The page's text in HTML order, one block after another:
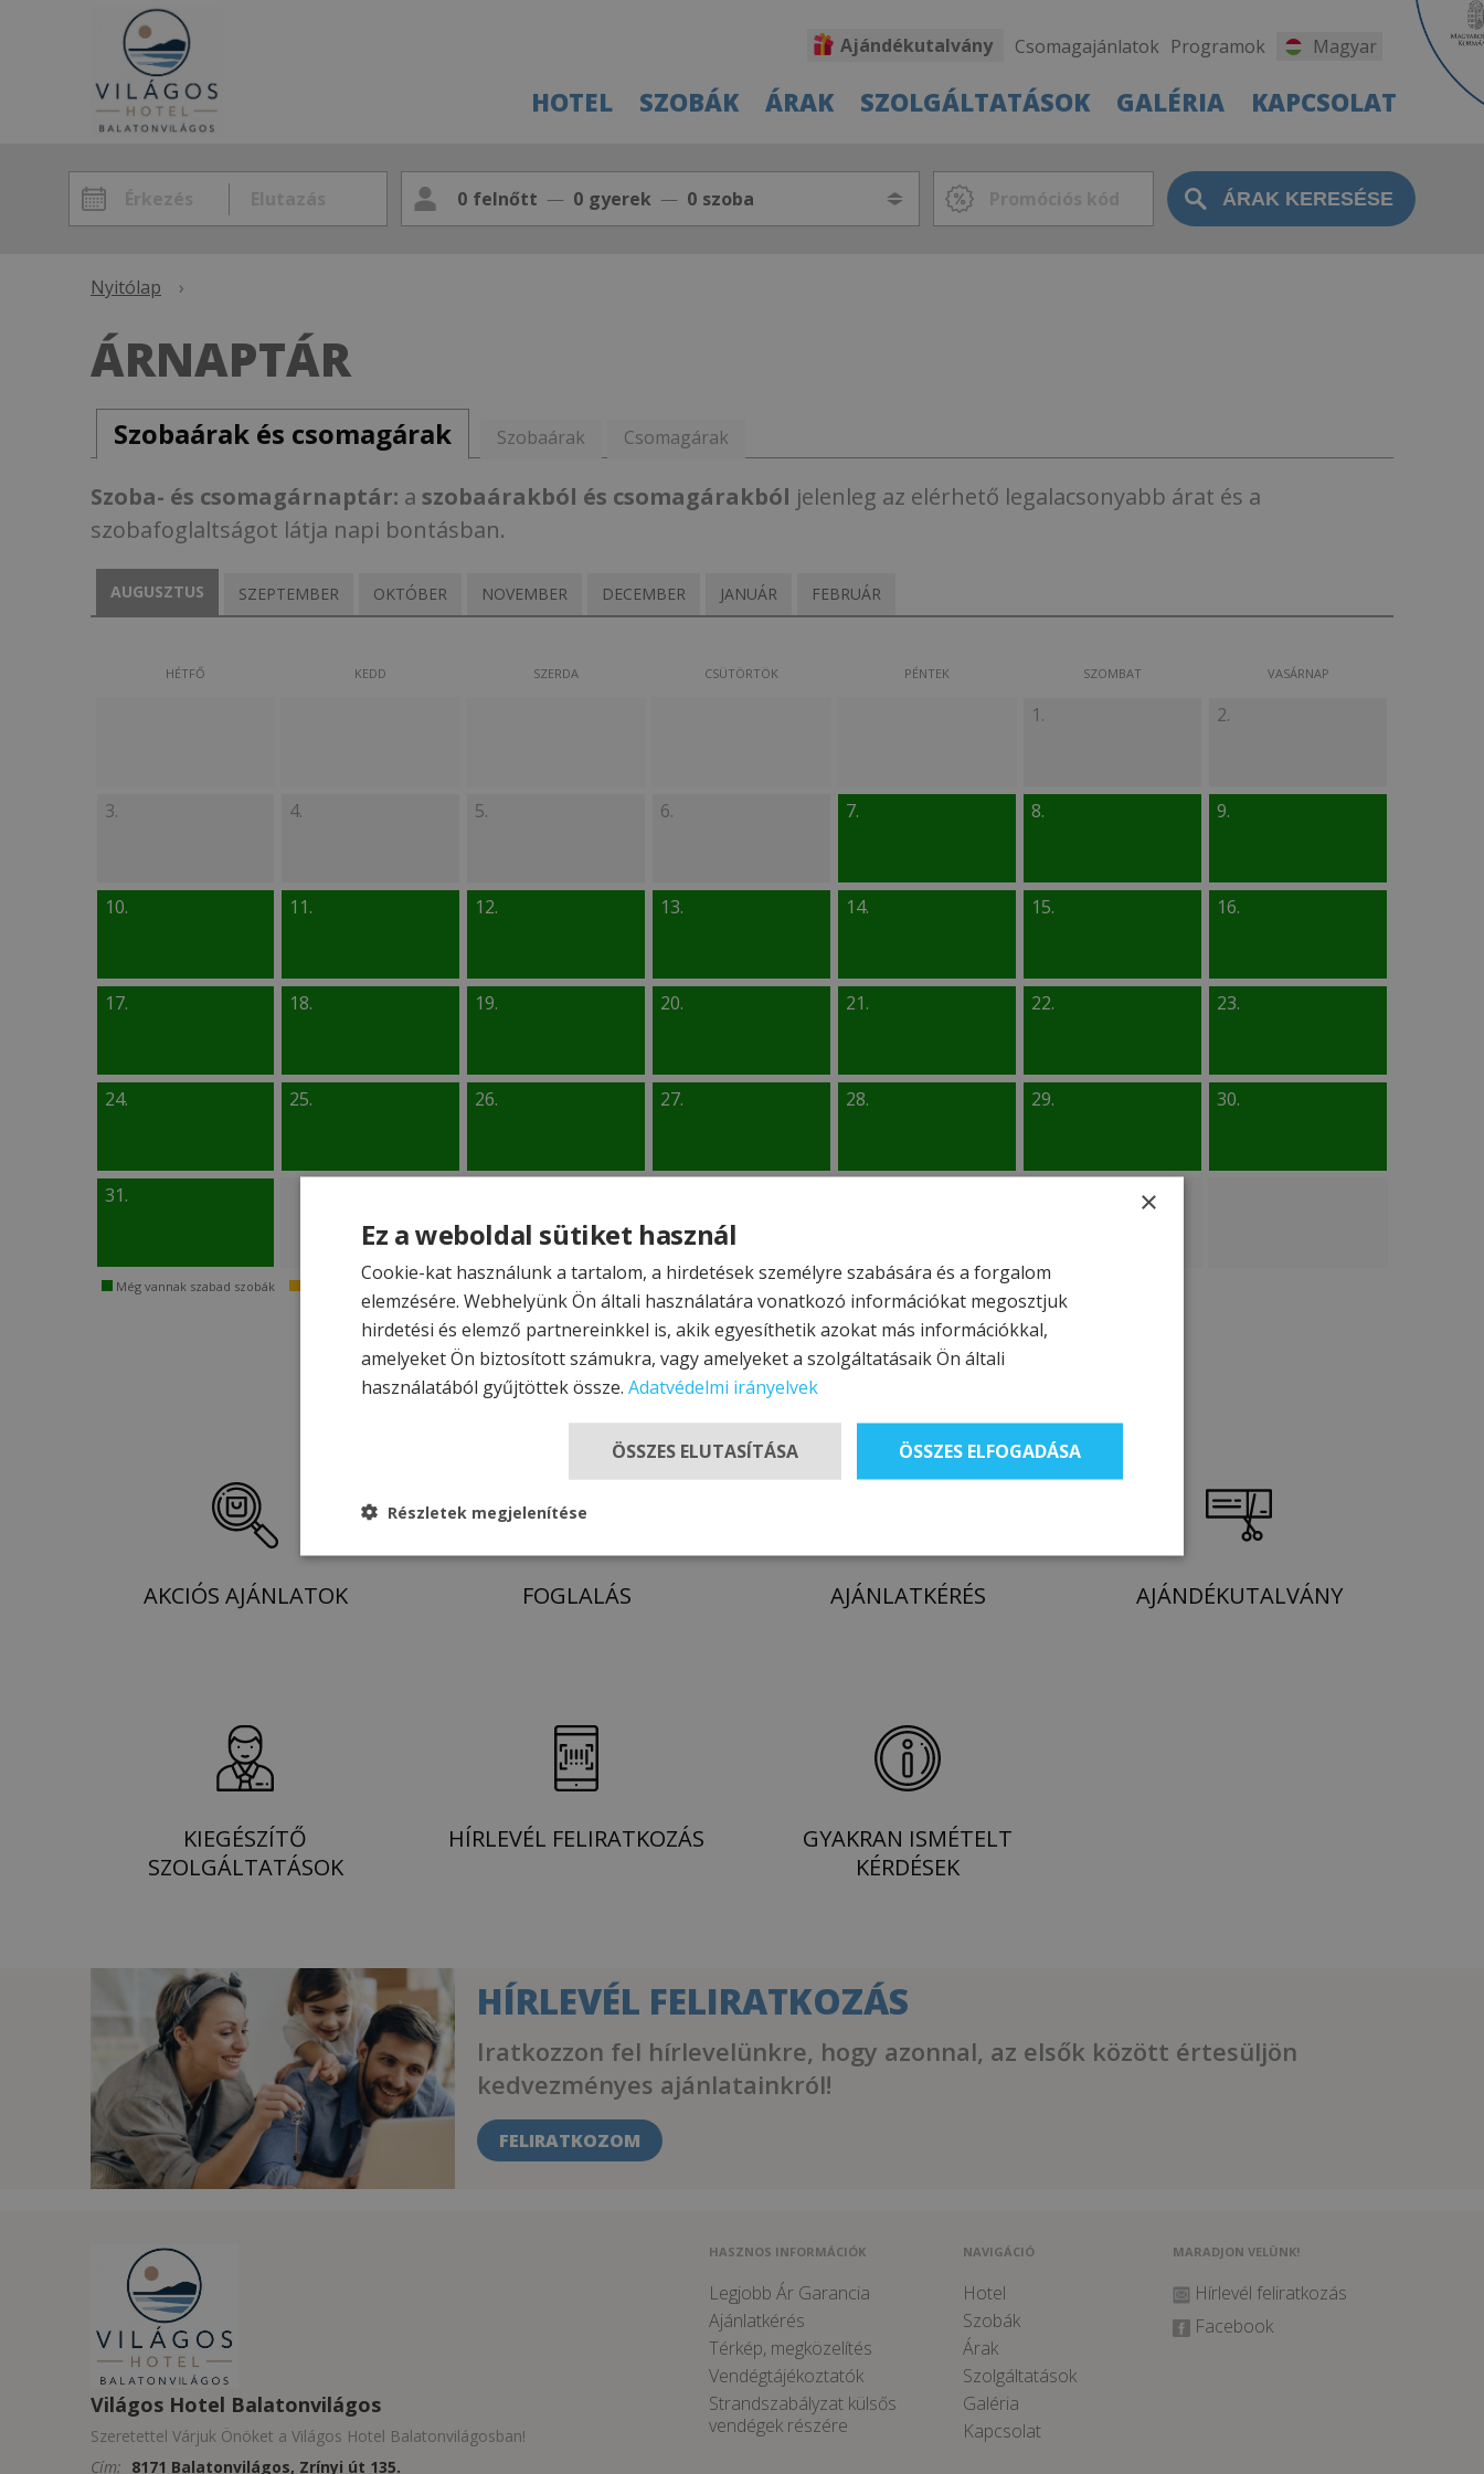
Ajándékutalvány Csomagajánlatok Programok Magyar
HOTEL SZOBÁK ÁRAK SZOLGÁLTATÁSOK GALÉRIA KAPCSOLAT
0 felnőtt 0 gyerek 0 szoba
Nyitólap ›
ÁRNAPTÁR
Szobaárak és csomagárak Szobaárak Csomagárak
Szoba- és csomagárnaptár: a szobaárakból és csomagárakból jelenleg az elérhető legalacsonyabb árat és a
szobafoglaltságot látja napi bontásban.
AUGUSZTUS SZEPTEMBER OKTÓBER NOVEMBER DECEMBER JANUÁR FEBRUÁR
HÉTFŐ KEDD SZERDA CSÜTÖRTÖK PÉNTEK SZOMBAT VASÁRNAP
1. 2.
3. 4. 5. 6. 7. 8. 9.
10. 11. 12. 13. 14. 15. 16.
17. 18. 19. 20. 21. 22. 23.
24. 25. 26. 27. 28. 29. 30.
31.
Még vannak szabad szobák Jelenleg nincs szabad szoba
HASZNOS LINKEK
AKCIÓS AJÁNLATOK FOGLALÁS AJÁNLATKÉRÉS AJÁNDÉKUTALVÁNY
KIEGÉSZÍTŐ
SZOLGÁLTATÁSOK
HÍRLEVÉL FELIRATKOZÁS
GYAKRAN ISMÉTELT
KÉRDÉSEK
HÍRLEVÉL FELIRATKOZÁS
Iratkozzon fel hírlevelünkre, hogy azonnal, az elsők között értesüljön
kedvezményes ajánlatainkról!
FELIRATKOZOM
Világos Hotel Balatonvilágos
Szeretettel Várjuk Önöket a Világos Hotel Balatonvilágosban!
Cím: 8171 Balatonvilágos, Zrínyi út 135.
HASZNOS INFORMÁCIÓK
Legjobb Ár Garancia
Ajánlatkérés
Térkép, megközelítés
Vendégtájékoztatók
Strandszabályzat külsős
vendégek részére
NAVIGÁCIÓ
Hotel
Szobák
Árak
Szolgáltatások
Galéria
Kapcsolat
MARADJON VELÜNK!
Hírlevél feliratkozás
Facebook
×
Ez a weboldal sütiket használ
Cookie-kat használunk a tartalom, a hirdetések személyre szabására és a forgalom
elemzésére. Webhelyünk Ön általi használatára vonatkozó információkat megosztjuk
hirdetési és elemző partnereinkkel is, akik egyesíthetik azokat más információkkal,
amelyeket Ön biztosított számukra, vagy amelyeket a szolgáltatásaik Ön általi
használatából gyűjtöttek össze. Adatvédelmi irányelvek
ÖSSZES ELFOGADÁSA
ÖSSZES ELUTASÍTÁSA
Részletek megjelenítése